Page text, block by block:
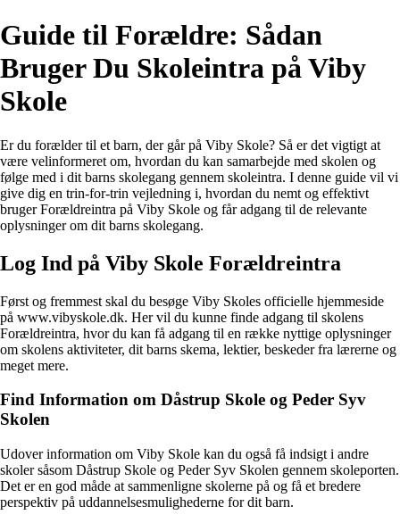
Guide til Forældre: Sådan
Bruger Du Skoleintra på Viby
Skole
Er du forælder til et barn, der går på Viby Skole? Så er det vigtigt at
være velinformeret om, hvordan du kan samarbejde med skolen og
følge med i dit barns skolegang gennem skoleintra. I denne guide vil vi
give dig en trin-for-trin vejledning i, hvordan du nemt og effektivt
bruger Forældreintra på Viby Skole og får adgang til de relevante
oplysninger om dit barns skolegang.
Log Ind på Viby Skole Forældreintra
Først og fremmest skal du besøge Viby Skoles officielle hjemmeside
på www.vibyskole.dk. Her vil du kunne finde adgang til skolens
Forældreintra, hvor du kan få adgang til en række nyttige oplysninger
om skolens aktiviteter, dit barns skema, lektier, beskeder fra lærerne og
meget mere.
Find Information om Dåstrup Skole og Peder Syv
Skolen
Udover information om Viby Skole kan du også få indsigt i andre
skoler såsom Dåstrup Skole og Peder Syv Skolen gennem skoleporten.
Det er en god måde at sammenligne skolerne på og få et bredere
perspektiv på uddannelsesmulighederne for dit barn.